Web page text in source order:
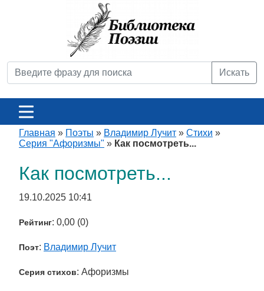
Искать
Главная » Поэты » Владимир Лучит » Стихи »
Серия "Афоризмы" » Как посмотреть...
Как посмотреть...
19.10.2025 10:41
Рейтинг: 0,00 (0)
Поэт: Владимир Лучит
Серия стихов: Афоризмы